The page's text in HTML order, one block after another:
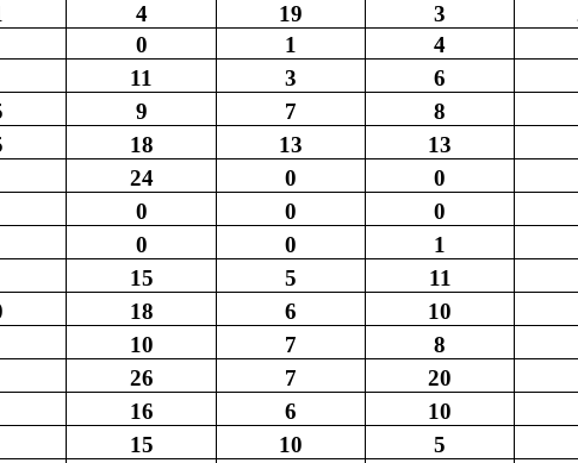
4 19 3
0 1
4
11 3
6
9 7
8
18 13 13
24 0
0
0 0
0
0 0 1
15 5
11
18 6
10
10 7
8
26 7
20
16 6
10
15 10 5